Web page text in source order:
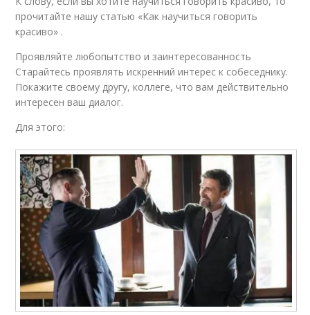
прочитайте нашу статью «Как научиться говорить
красиво» .
Проявляйте любопытство и заинтересованность
Старайтесь проявлять искренний интерес к собеседнику.
Покажите своему другу, коллеге, что вам действительно
интересен ваш диалог.
Для этого: